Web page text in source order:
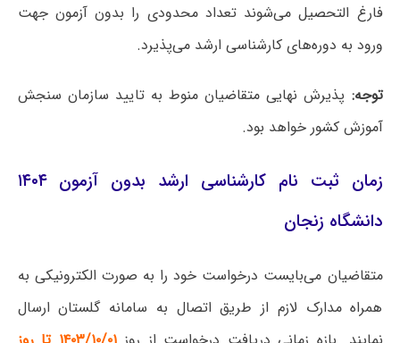
فارغ التحصیل می‌شوند تعداد محدودی را بدون آزمون جهت
ورود به دوره‌های کارشناسی ارشد می‌پذیرد.
توجه: پذیرش نهایی متقاضیان منوط به تایید سازمان سنجش
آموزش کشور خواهد بود.
زمان ثبت نام کارشناسی ارشد بدون آزمون ۱۴۰۴
دانشگاه زنجان
متقاضیان می‌بایست درخواست خود را به صورت الکترونیکی به
همراه مدارک لازم از طریق اتصال به سامانه گلستان ارسال